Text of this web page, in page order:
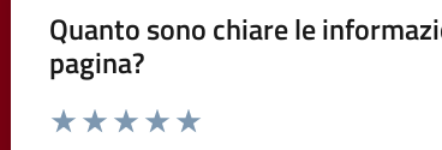
Quanto sono chiare le
pagina?
Valuta da 1 a 5 stelle la pagina